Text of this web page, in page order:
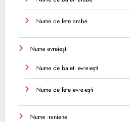
Nume de fete arabe
Nume evreiești
Nume de baieti evreiești
Nume de fete evreiești
Nume iraniene